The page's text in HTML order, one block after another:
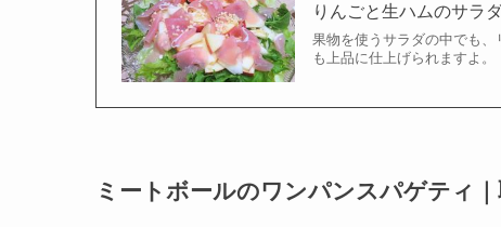
りんごと生ハムのサラ
果物を使うサラダの中でも
も上品に仕上げられますよ
ミートボールのワンパンスパゲティ